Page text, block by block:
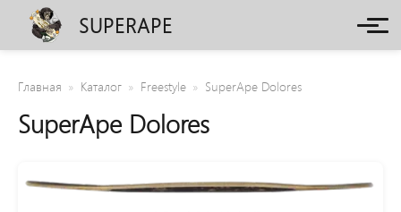
SUPERAPE
Главная Каталог Freestyle SuperApe Dolores
SuperApe Dolores